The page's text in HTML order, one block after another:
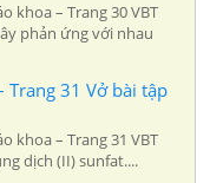
khoa – Trang 30 VBT
phản ứng với nhau
Trang 31 Vở bài tập
khoa – Trang 31 VBT
dịch (II) sunfat....